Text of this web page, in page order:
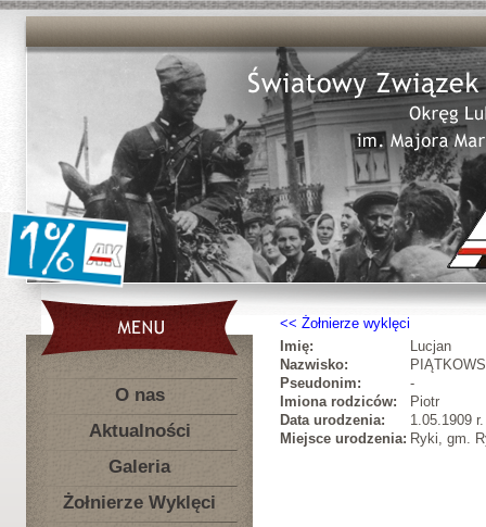
O nas
Aktualności
Galeria
Żołnierze Wyklęci
Żołnierze wyklęci
Imię:
Lucjan
Nazwisko:
Pseudonim:
-
Imiona rodziców:
Piotr
Data urodzenia:
1.05.1909 r.
Miejsce urodzenia: Ryki, gm.